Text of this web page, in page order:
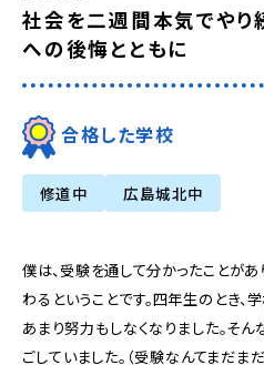
社会を二週間本気でやり
への後悔とともに
合格した学校
修道中 広島城北中
僕は、受験を通して分かったことがあ
わるということです。四年生のとき、
あまり努力もしなくなりました。そん
ごしていました。（受験なんてまだ